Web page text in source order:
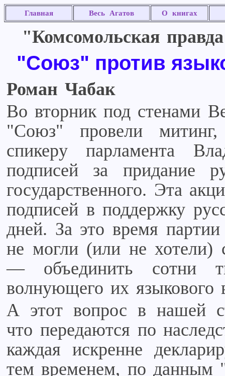
Главная Весь Агатов О книгах
"Комсомольская
"Союз" против
Роман Чабак
Во вторник под стенами
"Союз" провели
спикеру парламента
подписей за придание
государственного. Эта
подписей в поддержку
дней. За это время
не могли (или не хотели)
— объединить сотни
волнующего их языкового
А этот вопрос в нашей
что передаются по
каждая искренне
тем временем, по данным